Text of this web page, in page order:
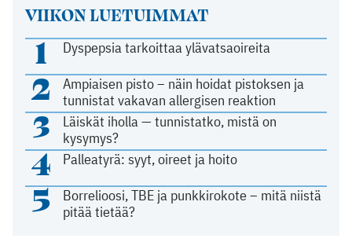
VIIKON LUETUIMMAT
1 Dyspepsia tarkoittaa ylävatsaoireita
2
Ampiaisen pisto – näin hoidat pistoksen ja
tunnistat vakavan allergisen reaktion
3
Läiskät iholla — tunnistatko, mistä on
kysymys?
4 Palleatyrä: syyt, oireet ja hoito
5
Borrelioosi, TBE ja punkkirokote – mitä niistä
pitää tietää?